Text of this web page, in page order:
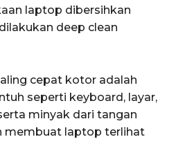
laptop dibersihkan
deep clean
cepat kotor adalah
seperti keyboard, layar,
minyak dari tangan
membuat laptop terlihat